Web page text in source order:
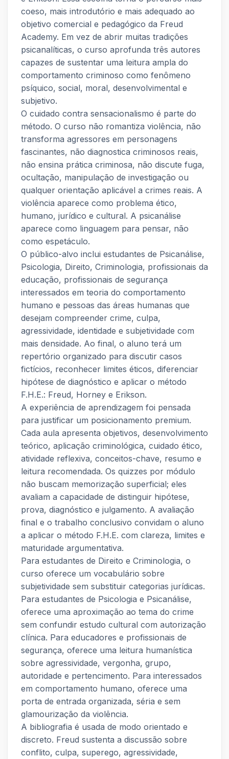
coeso, mais introdutório e mais adequado ao
objetivo comercial e pedagógico da Freud
Academy. Em vez de abrir muitas tradições
psicanalíticas, o curso aprofunda três autores
capazes de sustentar uma leitura ampla do
comportamento criminoso como fenômeno
psíquico, social, moral, desenvolvimental e
subjetivo.
O cuidado contra sensacionalismo é parte do
método. O curso não romantiza violência, não
transforma agressores em personagens
fascinantes, não diagnostica criminosos reais,
não ensina prática criminosa, não discute fuga,
ocultação, manipulação de investigação ou
qualquer orientação aplicável a crimes reais. A
violência aparece como problema ético,
humano, jurídico e cultural. A psicanálise
aparece como linguagem para pensar, não
como espetáculo.
O público-alvo inclui estudantes de Psicanálise,
Psicologia, Direito, Criminologia, profissionais da
educação, profissionais de segurança
interessados em teoria do comportamento
humano e pessoas das áreas humanas que
desejam compreender crime, culpa,
agressividade, identidade e subjetividade com
mais densidade. Ao final, o aluno terá um
repertório organizado para discutir casos
fictícios, reconhecer limites éticos, diferenciar
hipótese de diagnóstico e aplicar o método
F.H.E.: Freud, Horney e Erikson.
A experiência de aprendizagem foi pensada
para justificar um posicionamento premium.
Cada aula apresenta objetivos, desenvolvimento
teórico, aplicação criminológica, cuidado ético,
atividade reflexiva, conceitos-chave, resumo e
leitura recomendada. Os quizzes por módulo
não buscam memorização superficial; eles
avaliam a capacidade de distinguir hipótese,
prova, diagnóstico e julgamento. A avaliação
final e o trabalho conclusivo convidam o aluno
a aplicar o método F.H.E. com clareza, limites e
maturidade argumentativa.
Para estudantes de Direito e Criminologia, o
curso oferece um vocabulário sobre
subjetividade sem substituir categorias jurídicas.
Para estudantes de Psicologia e Psicanálise,
oferece uma aproximação ao tema do crime
sem confundir estudo cultural com autorização
clínica. Para educadores e profissionais de
segurança, oferece uma leitura humanística
sobre agressividade, vergonha, grupo,
autoridade e pertencimento. Para interessados
em comportamento humano, oferece uma
porta de entrada organizada, séria e sem
glamourização da violência.
A bibliografia é usada de modo orientado e
discreto. Freud sustenta a discussão sobre
conflito, culpa, superego, agressividade,